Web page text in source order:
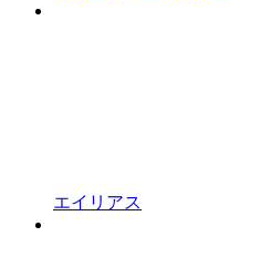
エイリアス